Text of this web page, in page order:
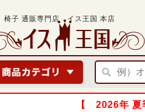
椅子 通販専門店 イス王国 本店
【 2026年 夏